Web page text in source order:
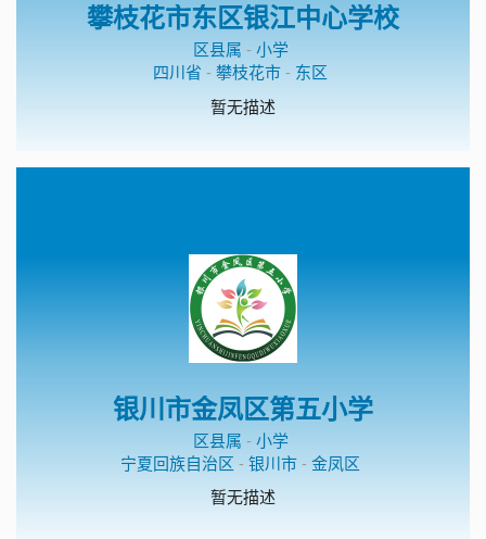
攀枝花市东区银江中心学校
区县属 - 小学
四川省 - 攀枝花市 - 东区
暂无描述
银川市金凤区第五小学
区县属 - 小学
宁夏回族自治区 - 银川市 - 金凤区
暂无描述